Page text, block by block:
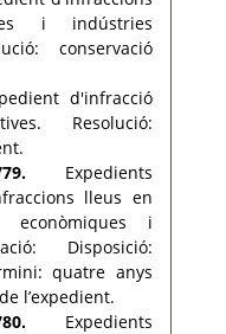
i indústries
conservació
d'infracció
Resolució:
Expedients
lleus en
econòmiques i
Disposició:
quatre anys
l’expedient.
Expedients